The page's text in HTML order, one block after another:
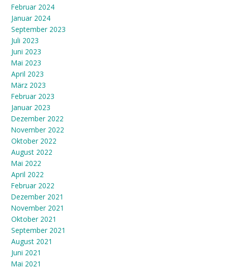
Februar 2024
Januar 2024
September 2023
Juli 2023
Juni 2023
Mai 2023
April 2023
März 2023
Februar 2023
Januar 2023
Dezember 2022
November 2022
Oktober 2022
August 2022
Mai 2022
April 2022
Februar 2022
Dezember 2021
November 2021
Oktober 2021
September 2021
August 2021
Juni 2021
Mai 2021